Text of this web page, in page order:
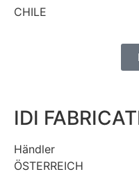
CHILE
IDI
Händler
ÖSTERREICH